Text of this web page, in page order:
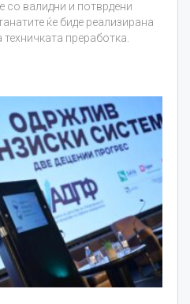
со валидни и потврдени
ќе биде реализирана
преработка.